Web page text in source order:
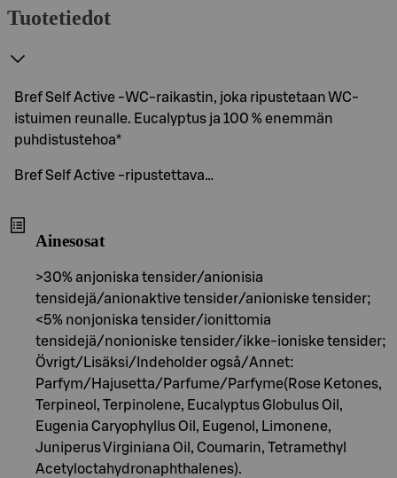
Tuotetiedot
Bref Self Active -WC-raikastin, joka ripustetaan WC-
istuimen reunalle. Eucalyptus ja 100 % enemmän
puhdistustehoa*
Bref Self Active -ripustettava…
Ainesosat
>30% anjoniska tensider/anionisia
tensidejä/anionaktive tensider/anioniske tensider;
<5% nonjoniska tensider/ionittomia
tensidejä/nonioniske tensider/ikke-ioniske tensider;
Övrigt/Lisäksi/Indeholder også/Annet:
Parfym/Hajusetta/Parfume/Parfyme(Rose Ketones,
Terpineol, Terpinolene, Eucalyptus Globulus Oil,
Eugenia Caryophyllus Oil, Eugenol, Limonene,
Juniperus Virginiana Oil, Coumarin, Tetramethyl
Acetyloctahydronaphthalenes).